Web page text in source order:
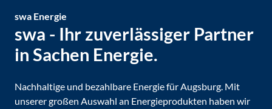
swa Energie
swa - Ihr zuverlässiger Partner
in Sachen Energie.
Nachhaltige und bezahlbare Energie für Augsburg. Mit
unserer großen Auswahl an Energieprodukten haben wir